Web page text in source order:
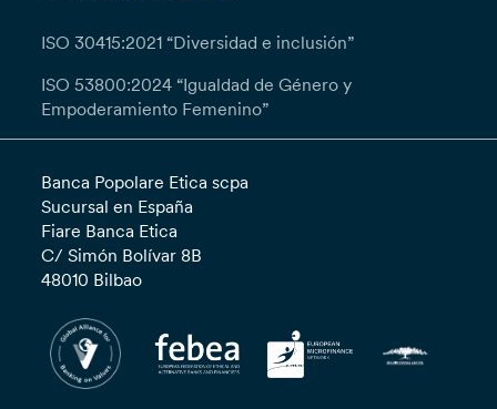
ISO 30415:2021 “Diversidad e inclusión”
ISO 53800:2024 “Igualdad de Género y
Empoderamiento Femenino”
Banca Popolare Etica scpa
Sucursal en España
Fiare Banca Etica
C/ Simón Bolívar 8B
48010 Bilbao